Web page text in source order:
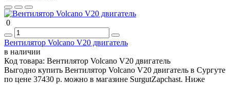
0
Вентилятор Volcano V20 двигатель
в наличии
Код товара: Вентилятор Volcano V20 двигатель
Выгодно купить Вентилятор Volcano V20 двигатель в Сургуте
по цене 37430 р. можно в магазине SurgutZapchast. Ниже